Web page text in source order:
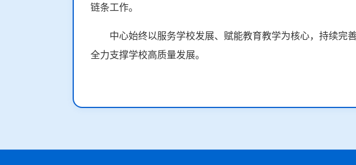
链条工作。
中心始终以服务学校发展、赋能教育教学为核心，持续完
全力支撑学校高质量发展。